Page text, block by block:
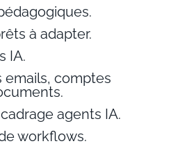
à adapter.
IA.
emails, comptes
agents IA.
workflows.